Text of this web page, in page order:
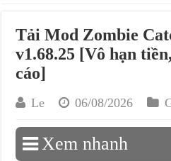
Tải Mod Zombie
v1.68.25 [Vô hạn
cáo]
Le 06/08/2026
Xem nhanh